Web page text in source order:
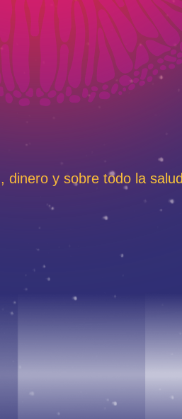
dinero y sobre todo la salud